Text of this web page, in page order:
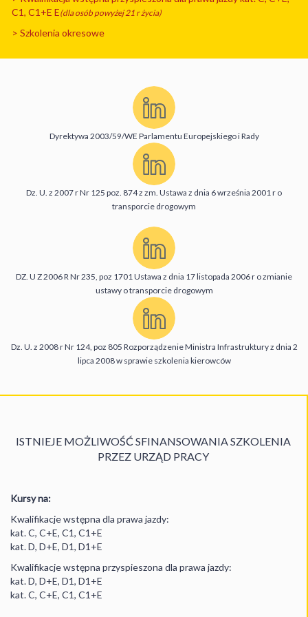
C1, C1+E E(dla osób powyżej 21 r życia)
> Szkolenia okresowe
Dyrektywa 2003/59/WE Parlamentu Europejskiego i Rady
Dz. U. z 2007 r Nr 125 poz. 874 z zm. Ustawa z dnia 6 września 2001 r o
transporcie drogowym
DZ. U Z 2006 R Nr 235, poz 1701 Ustawa z dnia 17 listopada 2006 r o zmianie
ustawy o transporcie drogowym
Dz. U. z 2008 r Nr 124, poz 805 Rozporządzenie Ministra Infrastruktury z dnia 2
lipca 2008 w sprawie szkolenia kierowców
ISTNIEJE MOŻLIWOŚĆ SFINANSOWANIA SZKOLENIA
PRZEZ URZĄD PRACY
Kursy na:
Kwalifikacje wstępna dla prawa jazdy:
kat. C, C+E, C1, C1+E
kat. D, D+E, D1, D1+E
Kwalifikacje wstępna przyspieszona dla prawa jazdy:
kat. D, D+E, D1, D1+E
kat. C, C+E, C1, C1+E